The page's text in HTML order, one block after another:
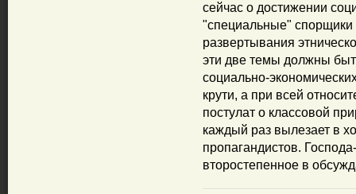
сейчас о достижении
"специальные" спорщики
развертывания
эти две темы должны
социально-
крути, а при всей
постулат о классовой
каждый раз вылезает в
пропагандистов.
второстепенное в